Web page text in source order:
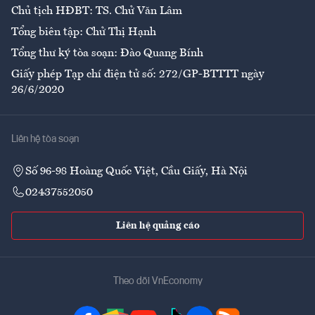
Chủ tịch HĐBT: TS. Chử Văn Lâm
Tổng biên tập: Chử Thị Hạnh
Tổng thư ký tòa soạn: Đào Quang Bính
Giấy phép Tạp chí điện tử số: 272/GP-BTTTT ngày
26/6/2020
Liên hệ tòa soạn
Số 96-98 Hoàng Quốc Việt, Cầu Giấy, Hà Nội
02437552050
Liên hệ quảng cáo
Theo dõi VnEconomy